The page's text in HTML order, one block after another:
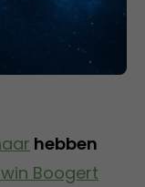
hebben
Boogert